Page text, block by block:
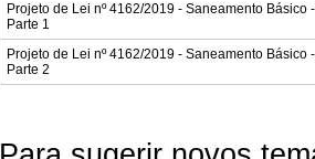
Projeto de Lei nº 4162/2019 - Saneamento Básico -
Parte 1
Projeto de Lei nº 4162/2019 - Saneamento Básico -
Parte 2